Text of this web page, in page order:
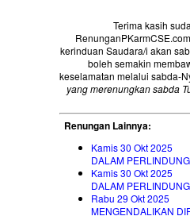
Terima kasih
kerinduan Saudara/i akan
boleh semakin
keselamatan melalui sabda-
yang merenungkan sabda
Renungan Lainnya:
Kamis 30 Okt 2025
DALAM
Kamis 30 Okt 2025
DALAM
Rabu 29 Okt 2025
MENGENDALIKAN